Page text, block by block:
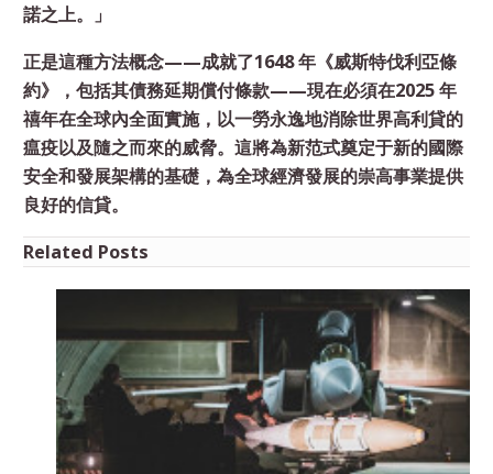
諾之上。」
正是這種方法概念——成就了1648 年《威斯特伐利亞條
約》，包括其債務延期償付條款——現在必須在2025 年
禧年在全球內全面實施，以一勞永逸地消除世界高利貸的
瘟疫以及隨之而來的威脅。這將為新范式奠定于新的國際
安全和發展架構的基礎，為全球經濟發展的崇高事業提供
良好的信貸。
Related Posts